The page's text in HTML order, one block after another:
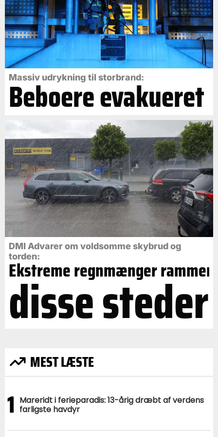
Massiv udrykning til storbrand:
Beboere evakueret
DMI Advarer om voldsomme skybrud og
torden:
Ekstreme regnmænger rammer
disse steder
MEST LÆSTE
1 Mareridt i ferieparadis: 13-årig dræbt af verdens
farligste havdyr